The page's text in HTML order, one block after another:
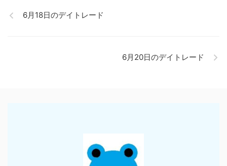
6月18日のデイトレード
6月20日のデイトレード